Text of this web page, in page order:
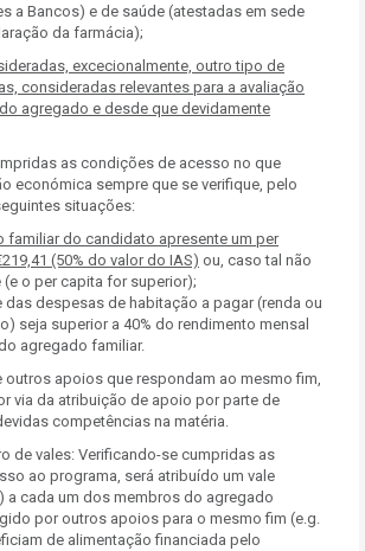
a Bancos) e de saúde (atestadas em sede
da farmácia);
excecionalmente, outro tipo de
consideradas relevantes para a avaliação
agregado e desde que devidamente
as condições de acesso no que
económica sempre que se verifique, pelo
situações:
familiar do candidato apresente um per
(50% do valor do IAS) ou, caso tal não
(e o per capita for superior);
das despesas de habitação a pagar (renda ou
seja superior a 40% do rendimento mensal
agregado familiar.
outros apoios que respondam ao mesmo fim,
via da atribuição de apoio por parte de
competências na matéria.
de vales: Verificando-se cumpridas as
ao programa, será atribuído um vale
a cada um dos membros do agregado
por outros apoios para o mesmo fim (e.g.
de alimentação financiada pelo